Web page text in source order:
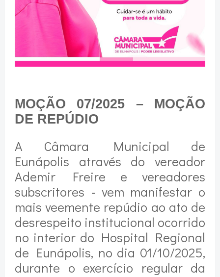
MOÇÃO 07/2025 – MOÇÃO
DE REPÚDIO
A Câmara Municipal de
Eunápolis através do vereador
Ademir Freire e vereadores
subscritores - vem manifestar o
mais veemente repúdio ao ato de
desrespeito institucional ocorrido
no interior do Hospital Regional
de Eunápolis, no dia 01/10/2025,
durante o exercício regular da